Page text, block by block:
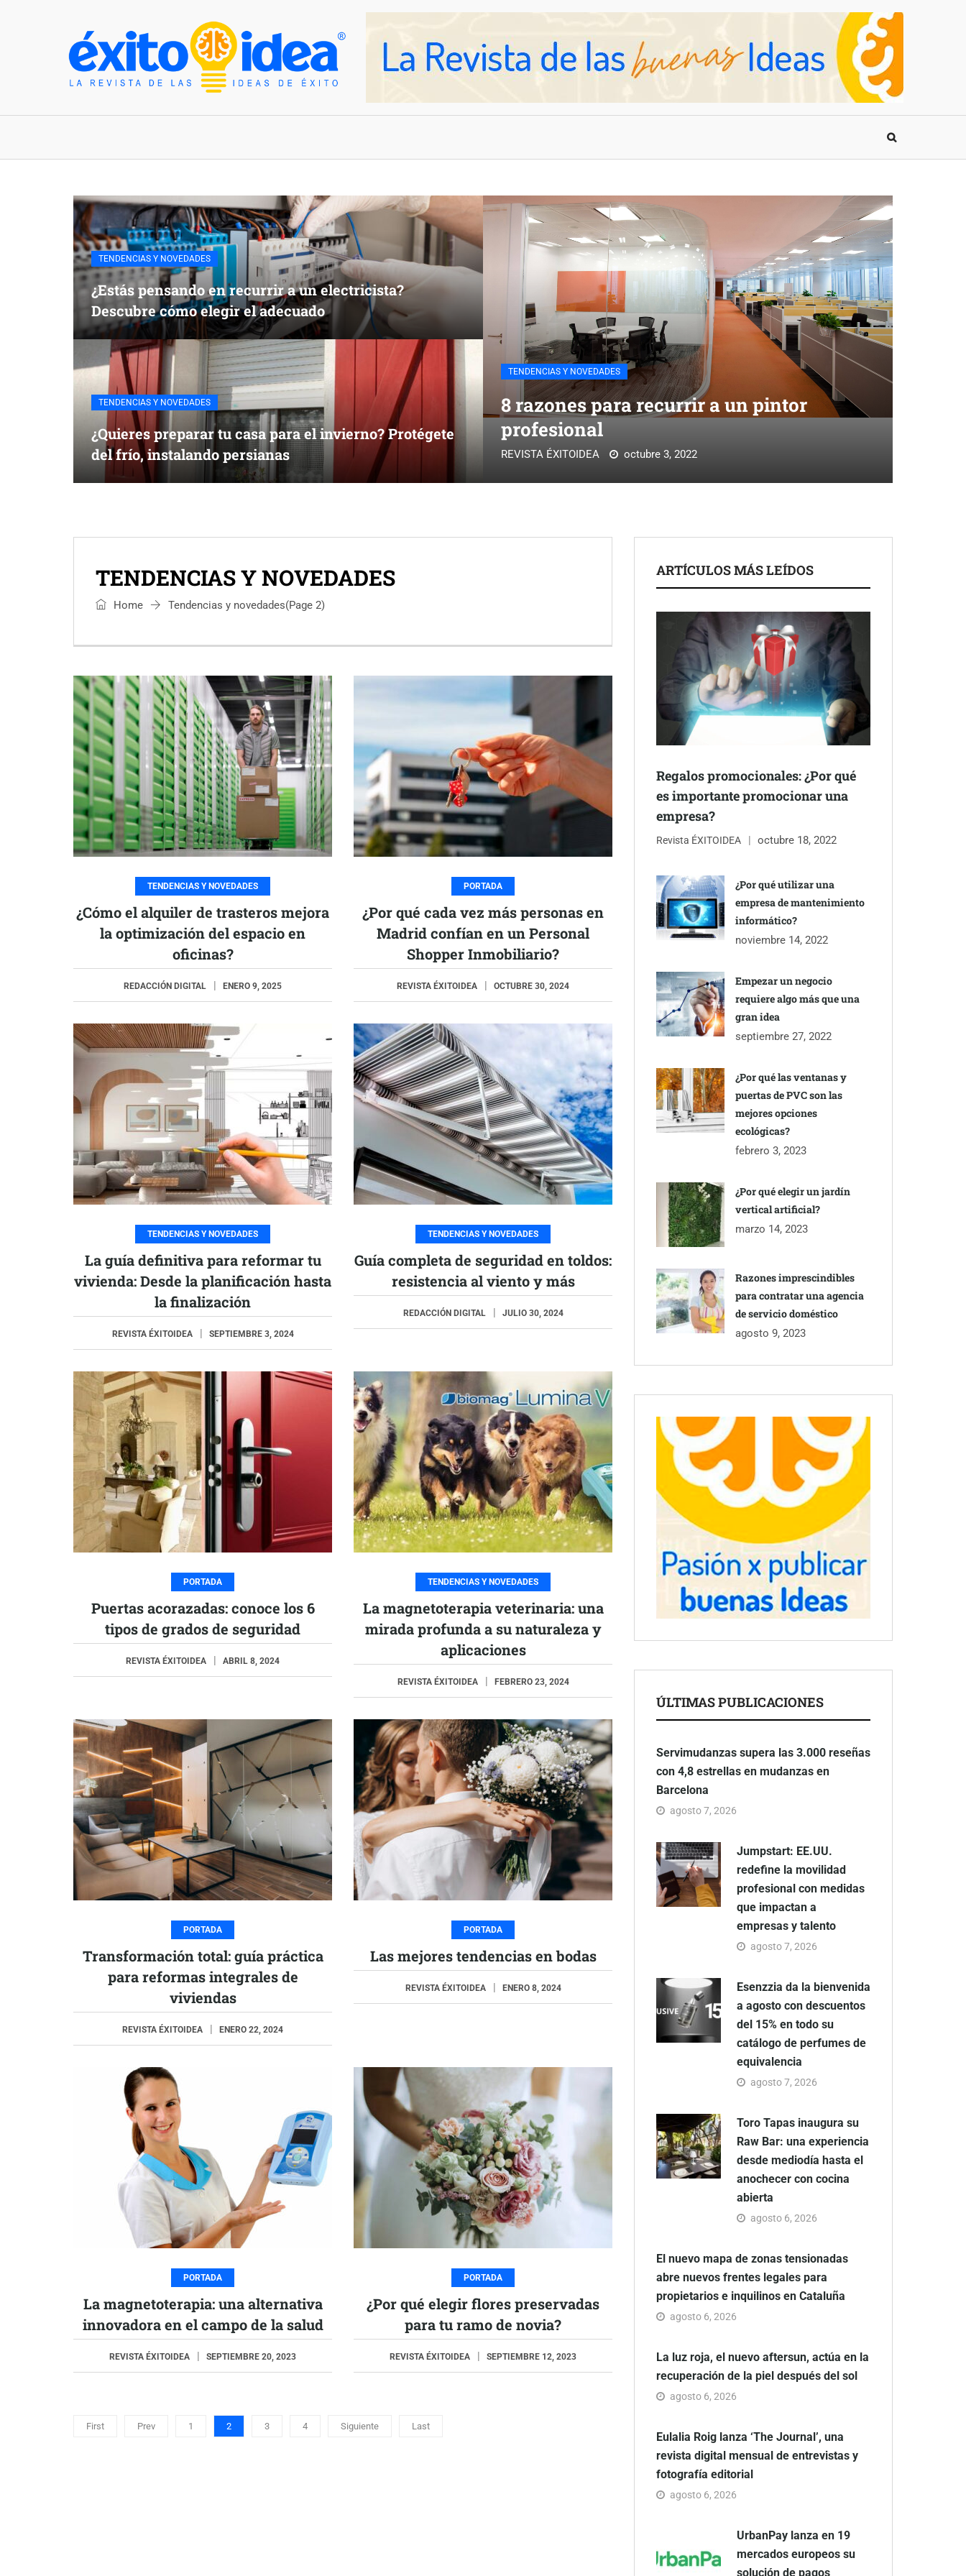
TENDENCIAS Y NOVEDADES
¿Estás pensando en recurrir a un electricista?
Descubre cómo elegir el adecuado
TENDENCIAS Y NOVEDADES
¿Quieres preparar tu casa para el invierno? Protégete
del frío, instalando persianas
TENDENCIAS Y NOVEDADES
8 razones para recurrir a un pintor
profesional
REVISTA ÉXITOIDEA octubre 3, 2022
TENDENCIAS Y NOVEDADES
Home Tendencias y novedades(Page 2)
TENDENCIAS Y NOVEDADES
¿Cómo el alquiler de trasteros mejora
la optimización del espacio en
oficinas?
REDACCIÓN DIGITAL ENERO 9, 2025
PORTADA
¿Por qué cada vez más personas en
Madrid confían en un Personal
Shopper Inmobiliario?
REVISTA ÉXITOIDEA OCTUBRE 30, 2024
TENDENCIAS Y NOVEDADES
La guía definitiva para reformar tu
vivienda: Desde la planificación hasta
la finalización
REVISTA ÉXITOIDEA SEPTIEMBRE 3, 2024
TENDENCIAS Y NOVEDADES
Guía completa de seguridad en toldos:
resistencia al viento y más
REDACCIÓN DIGITAL JULIO 30, 2024
PORTADA
Puertas acorazadas: conoce los 6
tipos de grados de seguridad
REVISTA ÉXITOIDEA ABRIL 8, 2024
TENDENCIAS Y NOVEDADES
La magnetoterapia veterinaria: una
mirada profunda a su naturaleza y
aplicaciones
REVISTA ÉXITOIDEA FEBRERO 23, 2024
PORTADA
Transformación total: guía práctica
para reformas integrales de
viviendas
REVISTA ÉXITOIDEA ENERO 22, 2024
PORTADA
Las mejores tendencias en bodas
REVISTA ÉXITOIDEA ENERO 8, 2024
PORTADA
La magnetoterapia: una alternativa
innovadora en el campo de la salud
REVISTA ÉXITOIDEA SEPTIEMBRE 20, 2023
PORTADA
¿Por qué elegir flores preservadas
para tu ramo de novia?
REVISTA ÉXITOIDEA SEPTIEMBRE 12, 2023
First Prev 1 2 3 4 Siguiente Last
ARTÍCULOS MÁS LEÍDOS
Regalos promocionales: ¿Por qué
es importante promocionar una
empresa?
Revista ÉXITOIDEA octubre 18, 2022
¿Por qué utilizar una
empresa de mantenimiento
informático?
noviembre 14, 2022
Empezar un negocio
requiere algo más que una
gran idea
septiembre 27, 2022
¿Por qué las ventanas y
puertas de PVC son las
mejores opciones
ecológicas?
febrero 3, 2023
¿Por qué elegir un jardín
vertical artificial?
marzo 14, 2023
Razones imprescindibles
para contratar una agencia
de servicio doméstico
agosto 9, 2023
ÚLTIMAS PUBLICACIONES
Servimudanzas supera las 3.000 reseñas
con 4,8 estrellas en mudanzas en
Barcelona
agosto 7, 2026
Jumpstart: EE.UU.
redefine la movilidad
profesional con medidas
que impactan a
empresas y talento
agosto 7, 2026
Esenzzia da la bienvenida
a agosto con descuentos
del 15% en todo su
catálogo de perfumes de
equivalencia
agosto 7, 2026
Toro Tapas inaugura su
Raw Bar: una experiencia
desde mediodía hasta el
anochecer con cocina
abierta
agosto 6, 2026
El nuevo mapa de zonas tensionadas
abre nuevos frentes legales para
propietarios e inquilinos en Cataluña
agosto 6, 2026
La luz roja, el nuevo aftersun, actúa en la
recuperación de la piel después del sol
agosto 6, 2026
Eulalia Roig lanza ‘The Journal’, una
revista digital mensual de entrevistas y
fotografía editorial
agosto 6, 2026
UrbanPay lanza en 19
mercados europeos su
solución de pagos